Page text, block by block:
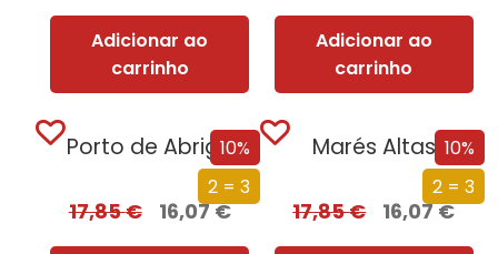
Adicionar ao
carrinho
Adicionar ao
carrinho
10%
2 = 3
Porto de Abrigo
17,85€ 16,07€
10%
2 = 3
Marés Altas
17,85€ 16,07€